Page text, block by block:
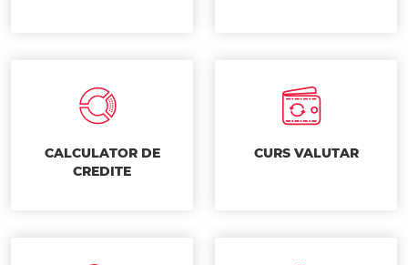
CALCULATOR DE
CREDITE
CURS VALUTAR